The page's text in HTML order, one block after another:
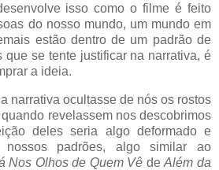
isso como o filme é feito
do nosso mundo, um mundo em
estão dentro de um padrão de
que se tente justificar na narrativa, é
a ideia.
narrativa ocultasse de nós os rostos
quando revelassem nos descobrimos
deles seria algo deformado e
nossos padrões, algo similar ao
Nos Olhos de Quem Vê deAlém da